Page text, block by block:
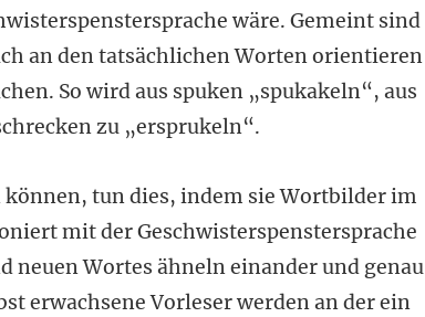
wäre. Gemeint sind
an den tatsächlichen Worten orientieren
So wird aus spuken „spukakeln“, aus
zu „ersprukeln“.
tun dies, indem sie Wortbilder im
mit der Geschwisterspenstersprache
neuen Wortes ähneln einander und genau
erwachsene Vorleser werden an der ein